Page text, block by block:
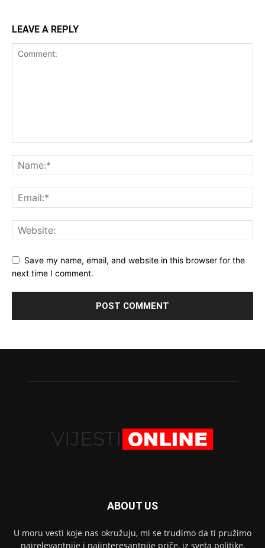
LEAVE A REPLY
Save my name, email, and website in this browser for the
next time I comment.
ABOUT US
U moru vesti koje nas okružuju, mi se trudimo da ti pružimo
najrelevantnije i najinteresantnije priče, iz sveta politike,